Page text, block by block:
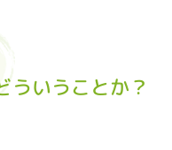
ういうことか？